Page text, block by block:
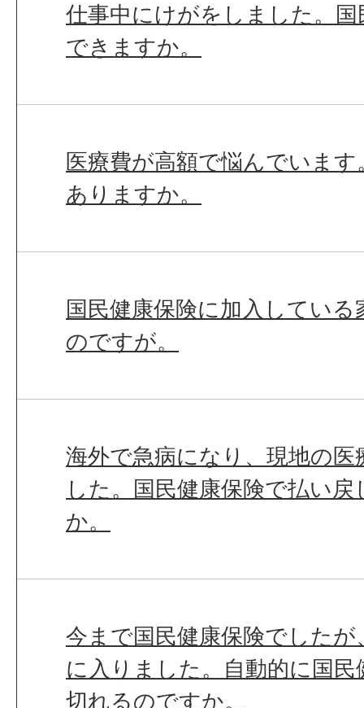
仕事中にけがをしました。
できますか。
医療費が高額で悩んでいま
ありますか。
国民健康保険に加入してい
のですが。
海外で急病になり、現地の
した。国民健康保険で払い
か。
今まで国民健康保険でしたが
に入りました。自動的に国
切れるのですか。